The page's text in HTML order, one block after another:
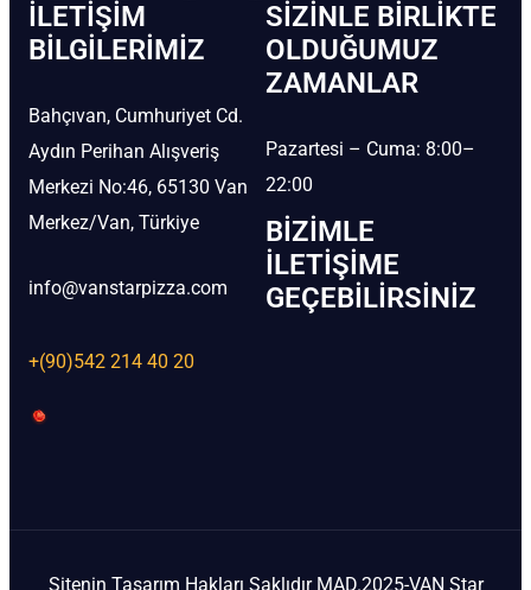
İLETIŞIM
BİLGILERIMIZ
Bahçıvan, Cumhuriyet Cd.
Aydın Perihan Alışveriş
Merkezi No:46, 65130 Van
Merkez/Van, Türkiye
info@vanstarpizza.com
+(90)542 214 40 20
SIZINLE BIRLIKTE
OLDUĞUMUZ
ZAMANLAR
Pazartesi – Cuma: 8:00–
22:00
BIZIMLE
İLETIŞIME
GEÇEBILIRSINIZ
Sitenin Tasarım Hakları Saklıdır MAD.2025-VAN Star